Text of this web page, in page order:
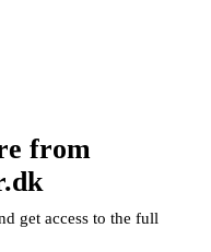
from
get access to the full